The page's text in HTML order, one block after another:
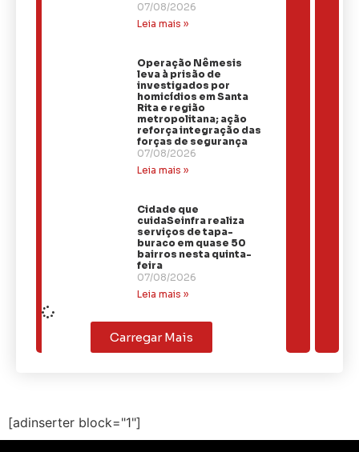
07/08/2026
Leia mais »
Operação Nêmesis
leva à prisão de
investigados por
homicídios em Santa
Rita e região
metropolitana; ação
reforça integração das
forças de segurança
07/08/2026
Leia mais »
Cidade que
cuidaSeinfra realiza
serviços de tapa-
buraco em quase 50
bairros nesta quinta-
feira
07/08/2026
Leia mais »
Carregar Mais
[adinserter block="1"]